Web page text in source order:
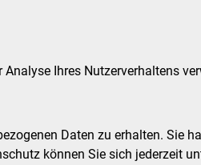
Ihres Nutzerverhaltens
Daten zu erhalten. Sie
können Sie sich jederzeit